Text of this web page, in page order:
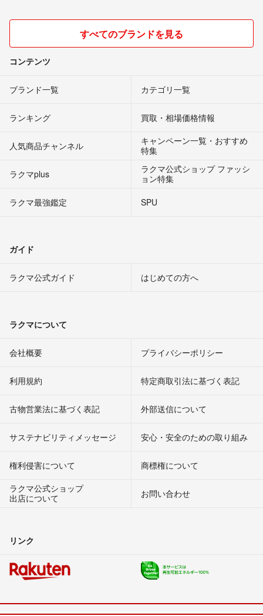
すべてのブランドを見る
コンテンツ
ブランド一覧 カテゴリ一覧
ランキング 買取・相場価格情報
人気商品チャンネル
キャンペーン一覧・おすすめ
特集
ラクマplus
ラクマ公式ショップ ファッシ
ョン特集
ラクマ最強鑑定
SPU
ガイド
ラクマ公式ガイド はじめての方へ
ラクマについて
会社概要 プライバシーポリシー
利用規約 特定商取引法に基づく表記
古物営業法に基づく表記 外部送信について
サステナビリティメッセージ 安心・安全のための取り組み
権利侵害について
商標権について
ラクマ公式ショップ
出店について
お問い合わせ
リンク